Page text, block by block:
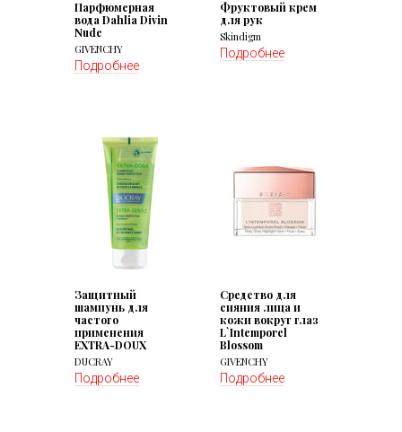
Парфюмерная
вода Dahlia Divin
Nude
GIVENCHY
Подробнее
Фруктовый крем
для рук
Skindigm
Подробнее
Защитный
шампунь для
частого
применения
EXTRA-DOUX
DUCRAY
Подробнее
Средство для
сияния лица и
кожи вокруг глаз
L`Intemporel
Blossom
GIVENCHY
Подробнее